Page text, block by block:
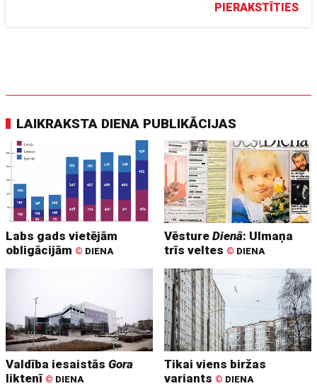
PIERAKSTĪTIES
LAIKRAKSTA DIENA PUBLIKĀCIJAS
Labs gads vietējām
obligācijām © DIENA
VēstureDienā: Ulmaņa
trīs veltes © DIENA
Valdība iesaistāsGora
liktenī © DIENA
Tikai viens biržas
variants © DIENA